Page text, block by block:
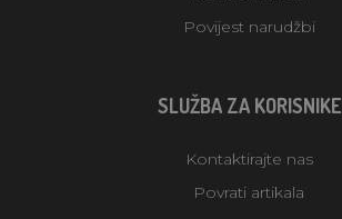
Povijest narudžbi
SLUŽBA ZA KORISNIKE
Kontaktirajte nas
Povrati artikala